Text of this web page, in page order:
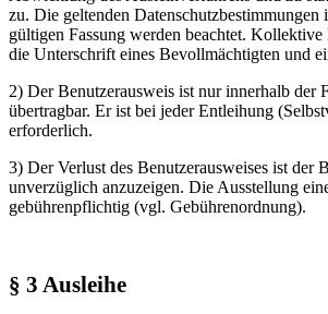
zu. Die geltenden Datenschutzbestimmungen
gültigen Fassung werden beachtet.
die Unterschrift eines Bevollmächtigten und
2) Der Benutzerausweis ist nur innerhalb der
übertragbar. Er ist bei jeder Entleihung
erforderlich.
3) Der Verlust des Benutzerausweises ist der
unverzüglich anzuzeigen. Die Ausstellung
gebührenpflichtig (vgl. Gebührenordnung).
§ 3 Ausleihe